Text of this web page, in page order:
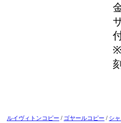
ルイヴィトンコピー / ゴヤールコピー / シ